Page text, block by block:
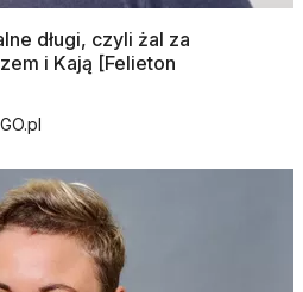
długi, czyli żal za
i Kają [Felieton